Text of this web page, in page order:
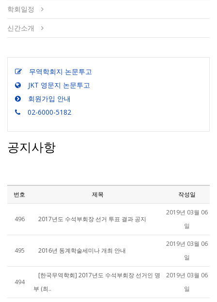
학회일정
신간소개
무역학회지 논문투고
JKT 영문지 논문투고
회원가입 안내
02-6000-5182
공지사항
번호 제목 작성일
496 2017년도 수석부회장 선거 투표 결과 공지
2019년 03월 06
일
495 2016년 동계학술세미나 개최 안내
2019년 03월 06
일
494
[한국무역학회] 2017년도 수석부회장 선거인 명
부 (최..
2019년 03월 06
일